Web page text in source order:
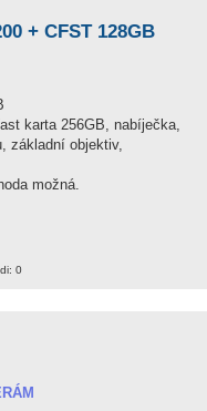
+ CFST 128GB
karta 256GB, nabíječka,
základní objektiv,
možná.
0